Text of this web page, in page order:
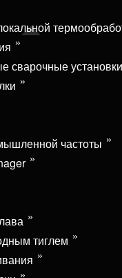
сварочные установки
частоты
тиглем